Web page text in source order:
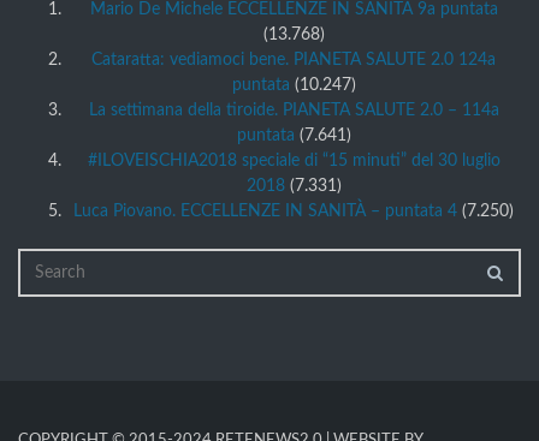
Mario De Michele ECCELLENZE IN SANITÀ 9a puntata
(13.768)
Cataratta: vediamoci bene. PIANETA SALUTE 2.0 124a
puntata (10.247)
La settimana della tiroide. PIANETA SALUTE 2.0 – 114a
puntata (7.641)
#ILOVEISCHIA2018 speciale di “15 minuti” del 30 luglio
2018 (7.331)
Luca Piovano. ECCELLENZE IN SANITÀ – puntata 4 (7.250)